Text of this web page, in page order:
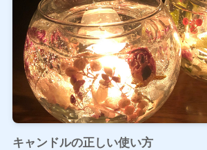
キャンドルの正しい使い方